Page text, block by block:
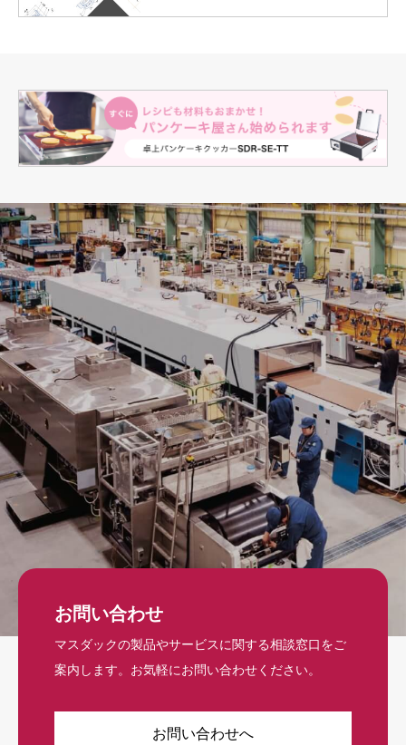
お問い合わせ
マスダックの製品やサービスに関する相談窓口をご
案内します。お気軽にお問い合わせください。
お問い合わせへ